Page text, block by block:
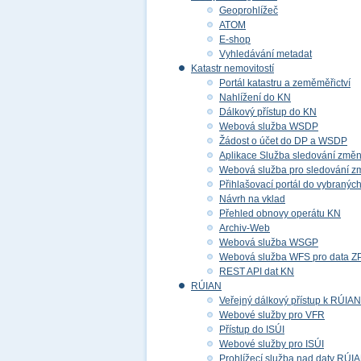
Geoprohlížeč
ATOM
E-shop
Vyhledávání metadat
Katastr nemovitostí
Portál katastru a zeměměřictví
Nahlížení do KN
Dálkový přístup do KN
Webová služba WSDP
Žádost o účet do DP a WSDP
Aplikace Služba sledování změn
Webová služba pro sledování
Přihlašovací portál do
Návrh na vklad
Přehled obnovy operátu KN
Archiv-Web
Webová služba WSGP
Webová služba WFS pro data
REST API dat KN
RÚIAN
Veřejný dálkový přístup k RÚIAN
Webové služby pro VFR
Přístup do ISÚI
Webové služby pro ISÚI
Prohlížecí služba nad daty